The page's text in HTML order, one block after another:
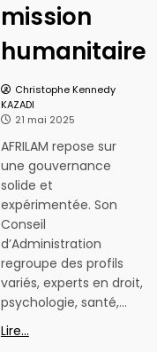
mission
humanitaire
Christophe Kennedy
KAZADI
21 mai 2025
AFRILAM repose sur
une gouvernance
solide et
expérimentée. Son
Conseil
d’Administration
regroupe des profils
variés, experts en droit,
psychologie, santé,…
Lire...